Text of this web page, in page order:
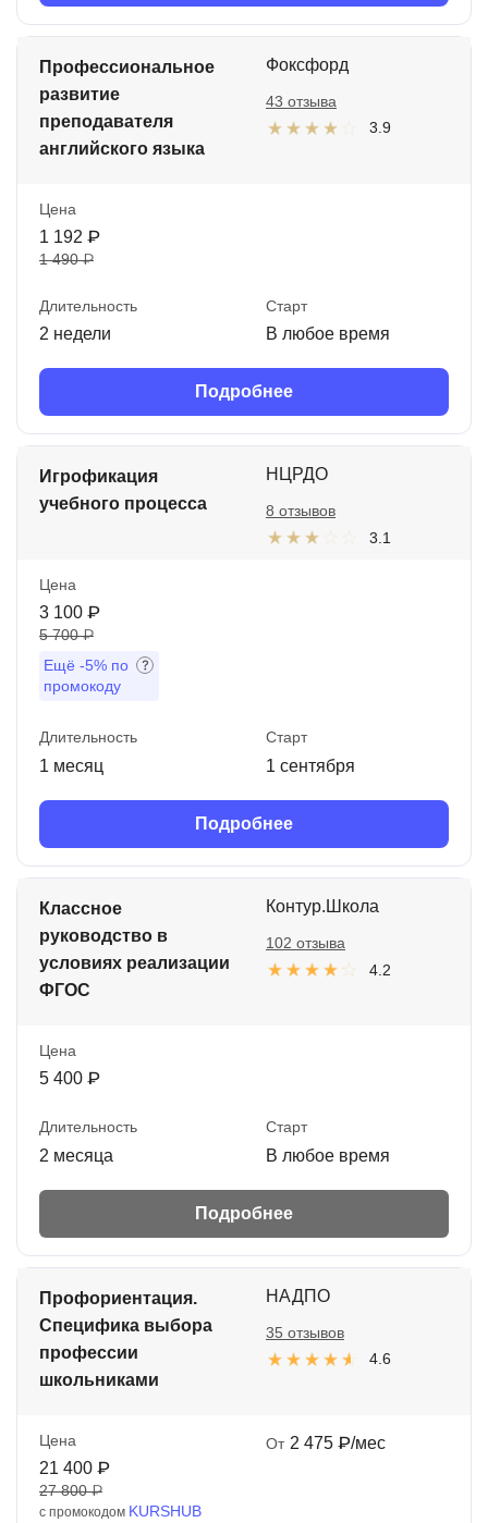
Профессиональное
развитие
преподавателя
английского языка
Фоксфорд
3.9
43 отзыва
Цена
1 192 ₽
1 490 ₽
Длительность
2 недели
Старт
В любое время
Подробнее
Игрофикация
учебного процесса
НЦРДО
3.1
8 отзывов
Цена
3 100 ₽
5 700 ₽
Ещё -5% по
промокоду
Длительность
1 месяц
Старт
1 сентября
Подробнее
Классное
руководство в
условиях реализации
ФГОС
Контур.Школа
4.2
102 отзыва
Цена
5 400 ₽
Длительность
2 месяца
Старт
В любое время
Подробнее
Профориентация.
Специфика выбора
профессии
школьниками
НАДПО
4.6
35 отзывов
Цена
21 400 ₽
27 800 ₽
с промокодом KURSHUB
От 2 475 ₽/мес